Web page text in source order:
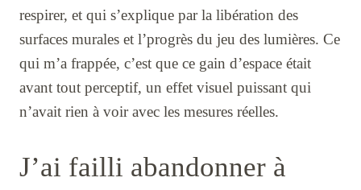
respirer, et qui s’explique par la libération des
surfaces murales et l’progrès du jeu des lumières. Ce
qui m’a frappée, c’est que ce gain d’espace était
avant tout perceptif, un effet visuel puissant qui
n’avait rien à voir avec les mesures réelles.
J’ai failli abandonner à